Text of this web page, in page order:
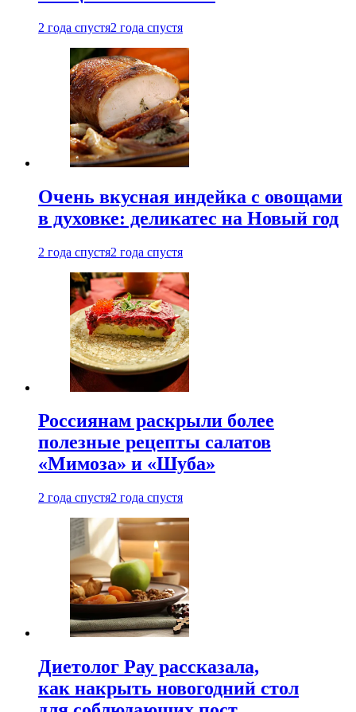
2 года спустя2 года спустя
Очень вкусная индейка с овощами
в духовке: деликатес на Новый год
2 года спустя2 года спустя
Россиянам раскрыли более
полезные рецепты салатов
«Мимоза» и «Шуба»
2 года спустя2 года спустя
Диетолог Рау рассказала,
как накрыть новогодний стол